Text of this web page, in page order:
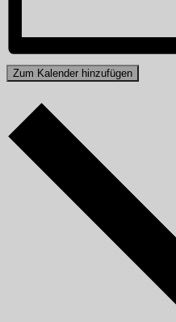
Zum Kalender hinzufügen